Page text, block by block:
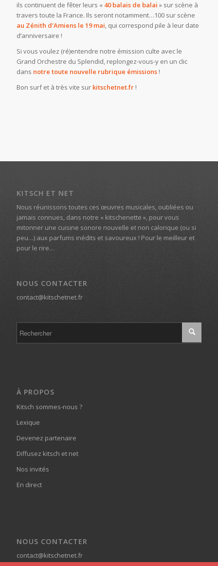
ils continuent de fêter leurs « 40 balais de balai » sur scène à
travers toute la France. Ils seront notamment…100 sur scène
au Zénith d’Amiens le 19 mai, qui correspond pile à leur date
d’anniversaire !
Si vous voulez (ré)entendre notre émission culte avec le
Grand Orchestre du Splendid, replongez-vous-y en un clic
dans notre toute nouvelle rubrique émissions!
Bon surf et à très vite sur kitschetnet.fr!
KITSCH ET NET
Nous réunissons toutes ces œuvres musicales, oubliées ou
jamais connues, dans notre « kitschenette », pour vous
mitonner une cuisine sonore nouvelle et non calorique (ou si
peu…) aux parfums inédits et savoureux ! Pour le meilleur et
pour le rire…
NOUS CONTACTER
contact@kitschetnet.fr
À PROPOS
Kitsch sommes-nous ?
Lexique
Devenez partenaire
Diffusez kitsch et net
Nos invités
En direct
NOUS CONTACTER
contact@kitschetnet.fr